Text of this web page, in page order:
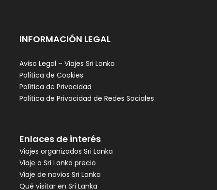
INFORMACIÓN LEGAL
Aviso Legal – Viajes Sri Lanka
Política de Cookies
Política de Privacidad
Política de Privacidad de Redes Sociales
Enlaces de interés
Viajes organizados Sri Lanka
Viaje a Sri Lanka precio
Viaje de novios Sri Lanka
Qué visitar en Sri Lanka